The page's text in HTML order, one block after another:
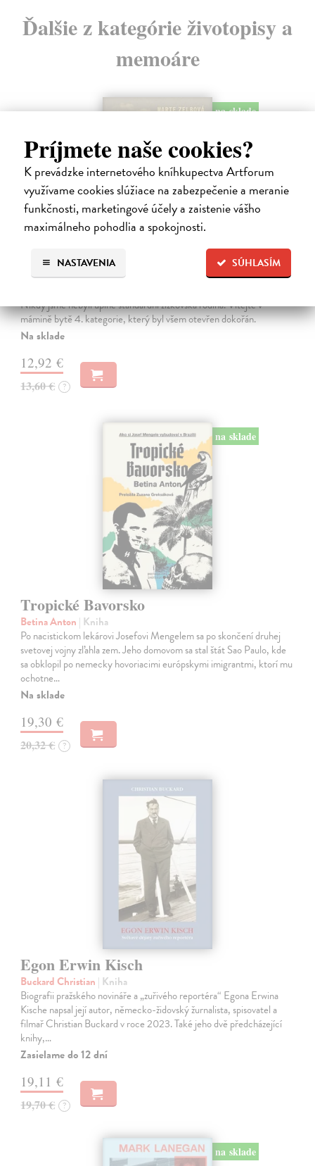
Príjmete naše cookies?
K prevádzke internetového kníhkupectva Artforum
využívame cookies slúžiace na zabezpečenie a meranie
funkčnosti, marketingové účely a zaistenie vášho
maximálneho pohodlia a spokojnosti.
SÚHLASÍM
NASTAVENIA
Ďalšie z kategórie životopisy a
memoáre
na sklade
Táňa / Praha 3 / Žižkov
Nikdy jsme nebyli úplně standardní žižkovská rodina. Vítejte v
mámině bytě 4. kategorie, který byl všem otevřen dokořán.
Na sklade
12,92 €
13,60 € ?
na sklade
Tropické Bavorsko
Betina Anton | Kniha
Po nacistickom lekárovi Josefovi Mengelem sa po skončení druhej
svetovej vojny zľahla zem. Jeho domovom sa stal štát Sao Paulo, kde
sa obklopil po nemecky hovoriacimi európskymi imigrantmi, ktorí mu
ochotne…
Na sklade
19,30 €
20,32 € ?
Egon Erwin Kisch
Buckard Christian | Kniha
Biografii pražského novináře a „zuřivého reportéra“ Egona Erwina
Kische napsal její autor, německo-židovský žurnalista, spisovatel a
filmař Christian Buckard v roce 2023. Také jeho dvě předcházející
knihy,…
Zasielame do 12 dní
19,11 €
19,70 € ?
na sklade